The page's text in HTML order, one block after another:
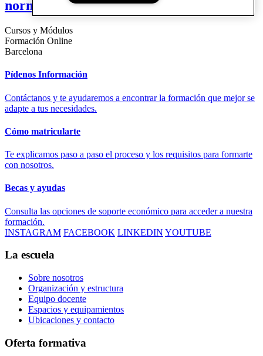
normativa de incendios
Cursos y Módulos
Formación Online
Barcelona
Pídenos Información
Contáctanos y te ayudaremos a encontrar la formación que mejor se
adapte a tus necesidades.
Cómo matricularte
Te explicamos paso a paso el proceso y los requisitos para formarte
con nosotros.
Becas y ayudas
Consulta las opciones de soporte económico para acceder a nuestra
formación.
INSTAGRAM FACEBOOK LINKEDIN YOUTUBE
La escuela
Sobre nosotros
Organización y estructura
Equipo docente
Espacios y equipamientos
Ubicaciones y contacto
Oferta formativa